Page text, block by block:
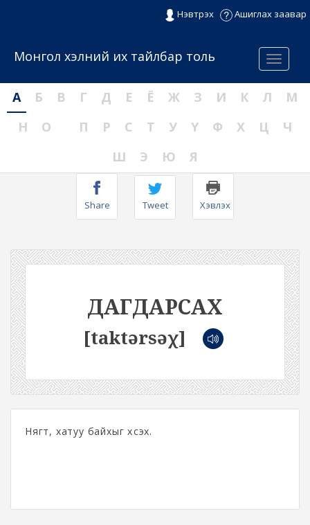
Нэвтрэх Ашиглах заавар
Menu
Монгол хэлний их тайлбар толь
А Б В Г Д Е Ё Ж З И К Л
М
Н
О П Р С Т У Ү Ф Х Ц
Ч
Ш
Э Ю Я
Share Tweet Хэвлэх
ДАГДАРСАХ
[taktərsəχ]
Нягт, хатуу байхыг хүсэх.